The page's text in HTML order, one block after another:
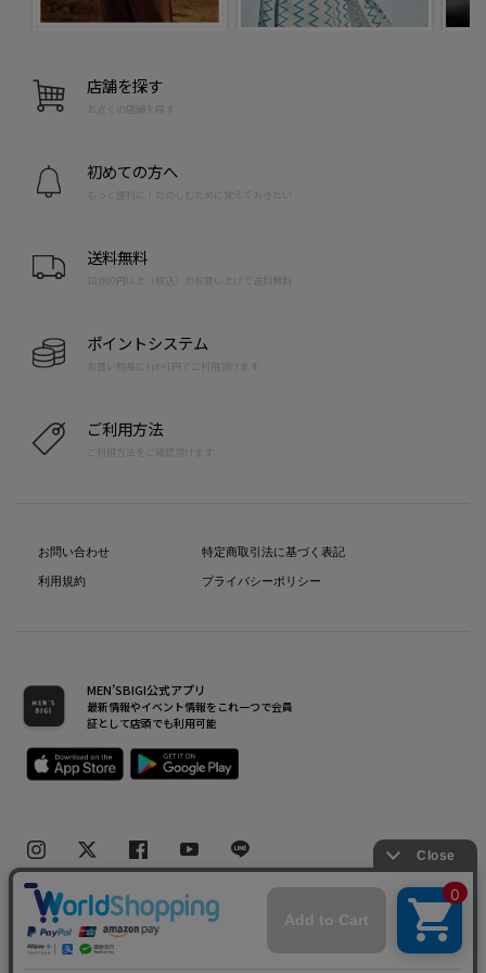
店舗を探す
お近くの店舗を探す
初めての方へ
もっと便利に！たのしむために覚えておきたい
送料無料
10,000円以上（税込）のお買い上げで送料無料
ポイントシステム
お買い物毎に1pt=1円でご利用頂けます
ご利用方法
ご利用方法をご確認頂けます
お問い合わせ
利用規約
特定商取引法に基づく表記
プライバシーポリシー
MEN’SBIGI公式アプリ
最新情報やイベント情報をこれ一つで会員
証として店頭でも利用可能
Copyright(C) Bigi Co.,Ltd.All Rights Reserved.